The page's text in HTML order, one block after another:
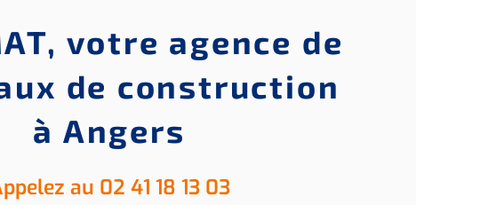
votre agence de
de construction
à Angers
au 02 41 18 13 03​